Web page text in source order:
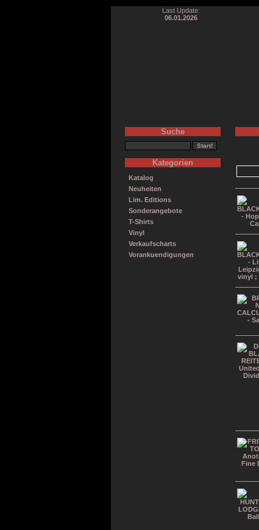
Last Update:
06.01.2026
Suche
Kategorien
Katalog
Neuheiten
Lim. Editions
Sonderangebote
T-Shirts
Vinyl
Verkaufscharts
Vorankuendigungen